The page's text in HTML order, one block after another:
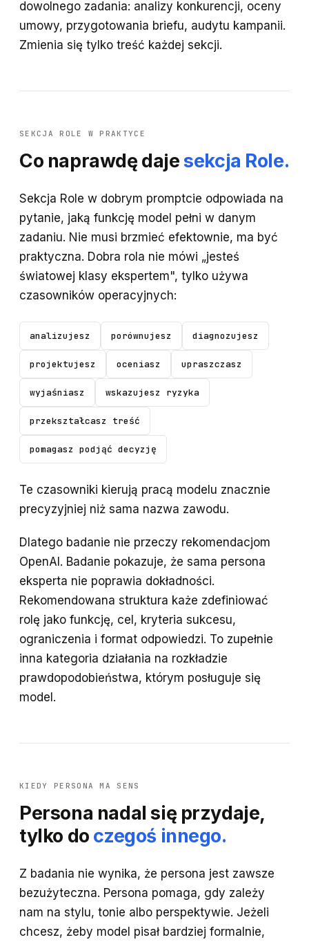
dowolnego zadania: analizy konkurencji, oceny
umowy, przygotowania briefu, audytu kampanii.
Zmienia się tylko treść każdej sekcji.
SEKCJA ROLE W PRAKTYCE
Co naprawdę dajesekcja Role.
Sekcja Role w dobrym promptcie odpowiada na
pytanie, jaką funkcję model pełni w danym
zadaniu. Nie musi brzmieć efektownie, ma być
praktyczna. Dobra rola nie mówi „jesteś
światowej klasy ekspertem", tylko używa
czasowników operacyjnych:
analizujesz porównujesz diagnozujesz
projektujesz oceniasz upraszczasz
wyjaśniasz wskazujesz ryzyka
przekształcasz treść
pomagasz podjąć decyzję
Te czasowniki kierują pracą modelu znacznie
precyzyjniej niż sama nazwa zawodu.
Dlatego badanie nie przeczy rekomendacjom
OpenAI. Badanie pokazuje, że sama persona
eksperta nie poprawia dokładności.
Rekomendowana struktura każe zdefiniować
rolę jako funkcję, cel, kryteria sukcesu,
ograniczenia i format odpowiedzi. To zupełnie
inna kategoria działania na rozkładzie
prawdopodobieństwa, którym posługuje się
model.
KIEDY PERSONA MA SENS
Persona nadal się przydaje,
tylko do czegoś innego.
Z badania nie wynika, że persona jest zawsze
bezużyteczna. Persona pomaga, gdy zależy
nam na stylu, tonie albo perspektywie. Jeżeli
chcesz, żeby model pisał bardziej formalnie,